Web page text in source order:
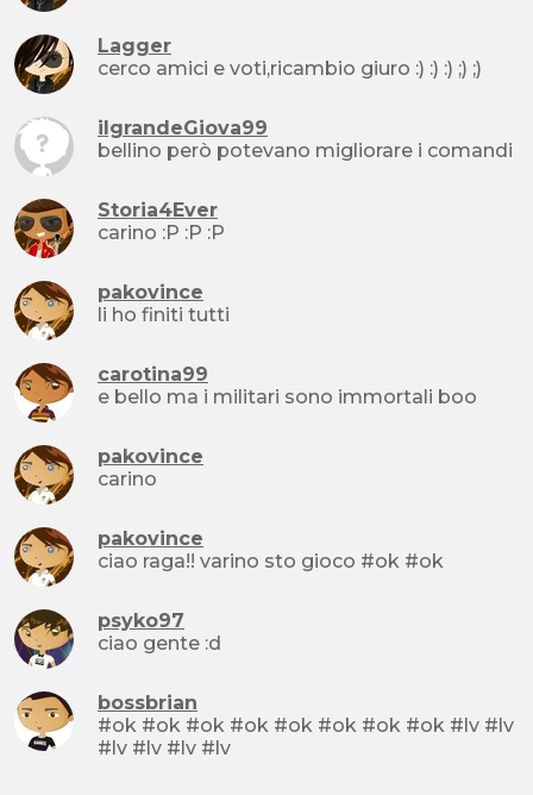
Lagger
cerco amici e voti,ricambio giuro :) :) :) ;) ;)
ilgrandeGiova99
bellino però potevano migliorare i comandi
Storia4Ever
carino :P :P :P
pakovince
li ho finiti tutti
carotina99
e bello ma i militari sono immortali boo
pakovince
carino
pakovince
ciao raga!! varino sto gioco #ok #ok
psyko97
ciao gente :d
bossbrian
#ok #ok #ok #ok #ok #ok #ok #ok #lv #lv
#lv #lv #lv #lv